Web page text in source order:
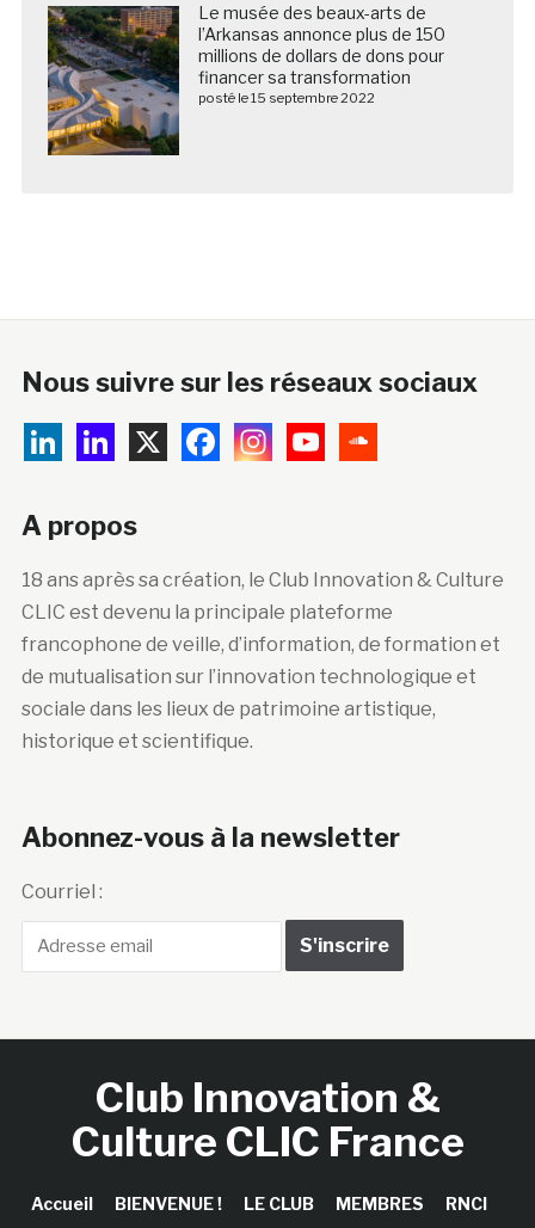
Le musée des beaux-arts de
l’Arkansas annonce plus de 150
millions de dollars de dons pour
financer sa transformation
posté le 15 septembre 2022
Nous suivre sur les réseaux sociaux
A propos
18 ans après sa création, le Club Innovation & Culture
CLIC est devenu la principale plateforme
francophone de veille, d’information, de formation et
de mutualisation sur l’innovation technologique et
sociale dans les lieux de patrimoine artistique,
historique et scientifique.
Abonnez-vous à la newsletter
Courriel :
Club Innovation &
Culture CLIC France
Accueil BIENVENUE ! LE CLUB MEMBRES
RNCI